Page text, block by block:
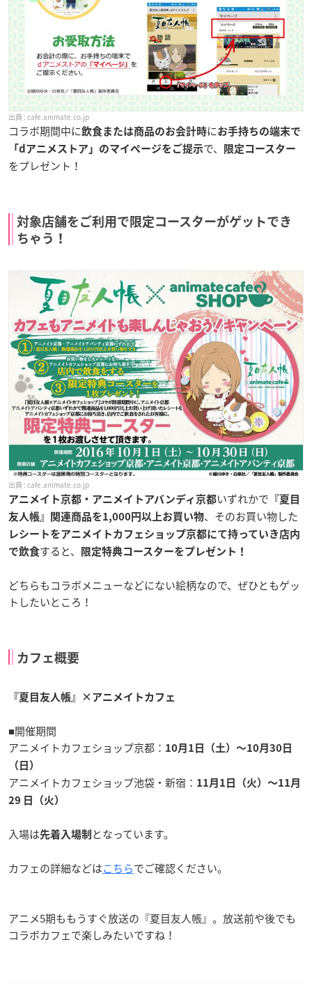
cafe.animate.co.jp
コラボ期間中に飲食または商品のお会計時にお手持ちの端末で
「dアニメストア」のマイページをご提示で、 限定コースター
をプレゼント！
対象店舗をご利用で限定コースターがゲットでき
ちゃう！
cafe.animate.co.jp
アニメイト京都・アニメイトアバンディ京都いずれかで 『夏目
友人帳』関連商品を1,000円以上お買い物、そのお買い物した
レシートをアニメイトカフェショップ京都にて持っていき店内
で飲食すると、 限定特典コースターをプレゼント！
どちらもコラボメニューなどにない絵柄なので、ぜひともゲッ
トしたいところ！
カフェ概要
『夏目友人帳』×アニメイトカフェ
■開催期間
アニメイトカフェショップ京都： 10月1日（土）〜10月30日
（日）
アニメイトカフェショップ池袋・新宿： 11月1日（火）〜11月
29 日（火）
入場は先着入場制 となっています。
カフェの詳細などはこちらでご確認ください。
アニメ5期ももうすぐ放送の『夏目友人帳』。放送前や後でも
コラボカフェで楽しみたいですね！